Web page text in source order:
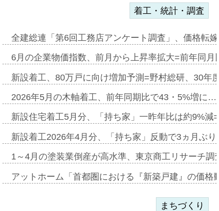
着工・統計・調査
全建総連「第6回工務店アンケート調査」、価格転
6月の企業物価指数、前月から上昇率拡大=前年同
新設着工、80万戸に向け増加予測=野村総研、30年
2026年5月の木軸着工、前年同期比で43・5%増に…
新設住宅着工5月分、「持ち家」一昨年比は約9%
新設着工2026年4月分、「持ち家」反動で3ヵ月ぶ
1～4月の塗装業倒産が高水準、東京商工リサーチ
アットホーム「首都圏における『新築戸建』の価
まちづくり